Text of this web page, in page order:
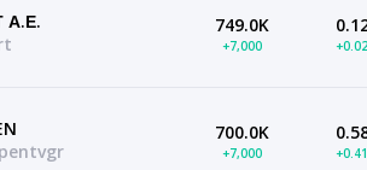
Α.Ε.
749.0K
+7,000
700.0K
+7,000